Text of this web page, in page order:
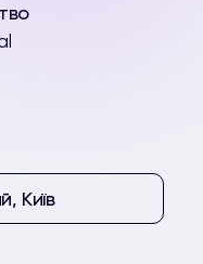
Київ